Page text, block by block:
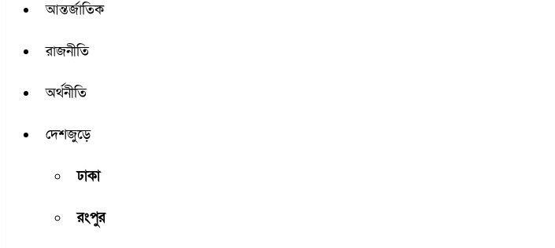
আন্তর্জাতিক
রাজনীতি
অর্থনীতি
দেশজুড়ে
ঢাকা
রংপুর